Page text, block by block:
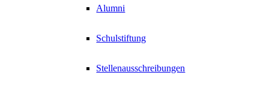
Alumni
Schulstiftung
Stellenausschreibungen